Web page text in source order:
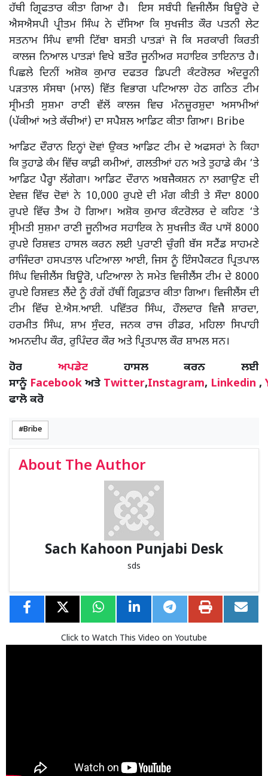
ਹੱਥੀ ਗ੍ਰਿਫਤਾਰ ਕੀਤਾ ਗਿਆ ਹੈ। ਇਸ ਸਬੰਧੀ ਵਿਜੀਲੈਂਸ ਬਿਊਰੋ ਦੇ
ਐਸਐਸਪੀ ਪ੍ਰੀਤਮ ਸਿੰਘ ਨੇ ਦੱਸਿਆ ਕਿ ਸੁਖਜੀਤ ਕੌਰ ਪਤਨੀ ਲੇਟ
ਸਤਨਾਮ ਸਿੰਘ ਵਾਸੀ ਟਿੱਬਾ ਬਸਤੀ ਪਾਤੜਾਂ ਜੋ ਕਿ ਸਰਕਾਰੀ ਕਿਰਤੀ
ਕਾਲਜ ਨਿਆਲ ਪਾਤੜਾਂ ਵਿਖੇ ਬਤੌਰ ਜੂਨੀਅਰ ਸਹਾਇਕ ਤਾਇਨਾਤ ਹੈ।
ਪਿਛਲੇ ਦਿਨੀਂ ਅਸ਼ੋਕ ਕੁਮਾਰ ਦਫਤਰ ਡਿਪਟੀ ਕੰਟਰੋਲਰ ਅੰਦਰੂਨੀ
ਪੜਤਾਲ ਸੰਸਥਾ (ਮਾਲ) ਵਿੱਤ ਵਿਭਾਗ ਪਟਿਆਲਾ ਹੇਠ ਗਠਿਤ ਟੀਮ
ਸ੍ਰੀਮਤੀ ਸੁਸ਼ਮਾ ਰਾਣੀ ਵੱਲੋਂ ਕਾਲਜ ਵਿਚ ਮੰਨਜ਼ੂਰਸ਼ੁਦਾ ਅਸਾਮੀਆਂ
(ਪੱਕੀਆਂ ਅਤੇ ਕੱਚੀਆਂ) ਦਾ ਸਪੈਸ਼ਲ ਆਡਿਟ ਕੀਤਾ ਗਿਆ। Bribe
ਆਡਿਟ ਦੌਰਾਨ ਇਨ੍ਹਾਂ ਦੋਵਾਂ ਉਕਤ ਆਡਿਟ ਟੀਮ ਦੇ ਅਫਸਰਾਂ ਨੇ ਕਿਹਾ
ਕਿ ਤੁਹਾਡੇ ਕੰਮ ਵਿੱਚ ਕਾਫ਼ੀ ਕਮੀਆਂ, ਗਲਤੀਆਂ ਹਨ ਅਤੇ ਤੁਹਾਡੇ ਕੰਮ ‘ਤੇ
ਆਡਿਟ ਪੈਰ੍ਹਾ ਲੱਗੇਗਾ। ਆਡਿਟ ਦੌਰਾਨ ਅਬਜੈਕਸ਼ਨ ਨਾ ਲਗਾਉਣ ਦੀ
ਏਵਜ਼ ਵਿੱਚ ਦੋਵਾਂ ਨੇ 10,000 ਰੁਪਏ ਦੀ ਮੰਗ ਕੀਤੀ ਤੇ ਸੌਦਾ 8000
ਰੁਪਏ ਵਿੱਚ ਤੈਅ ਹੋ ਗਿਆ। ਅਸ਼ੋਕ ਕੁਮਾਰ ਕੰਟਰੋਲਰ ਦੇ ਕਹਿਣ ‘ਤੇ
ਸ੍ਰੀਮਤੀ ਸੁਸ਼ਮਾ ਰਾਣੀ ਜੂਨੀਅਰ ਸਹਾਇਕ ਨੇ ਸੁਖਜੀਤ ਕੌਰ ਪਾਸੋਂ 8000
ਰੁਪਏ ਰਿਸ਼ਵਤ ਹਾਸਲ ਕਰਨ ਲਈ ਪੁਰਾਣੀ ਚੁੰਗੀ ਬੱਸ ਸਟੈਂਡ ਸਾਹਮਣੇ
ਰਾਜਿੰਦਰਾ ਹਸਪਤਾਲ ਪਟਿਆਲਾ ਆਈ, ਜਿਸ ਨੂੰ ਇੰਸਪੈਕਟਰ ਪ੍ਰਿਤਪਾਲ
ਸਿੰਘ ਵਿਜੀਲੈਂਸ ਬਿਊਰੋ, ਪਟਿਆਲਾ ਨੇ ਸਮੇਤ ਵਿਜੀਲੈਂਸ ਟੀਮ ਦੇ 8000
ਰੁਪਏ ਰਿਸ਼ਵਤ ਲੈਂਦੇ ਨੂੰ ਰੰਗੇਂ ਹੱਥੀਂ ਗ੍ਰਿਫ਼ਤਾਰ ਕੀਤਾ ਗਿਆ। ਵਿਜੀਲੈਂਸ ਦੀ
ਟੀਮ ਵਿੱਚ ਏ.ਐਸ.ਆਈ. ਪਵਿੱਤਰ ਸਿੰਘ, ਹੌਲਦਾਰ ਵਿਜੈ ਸ਼ਾਰਦਾ,
ਹਰਮੀਤ ਸਿੰਘ, ਸ਼ਾਮ ਸੁੰਦਰ, ਜਨਕ ਰਾਜ ਰੀਡਰ, ਮਹਿਲਾ ਸਿਪਾਹੀ
ਅਮਨਦੀਪ ਕੌਰ, ਰੁਪਿੰਦਰ ਕੌਰ ਅਤੇ ਪ੍ਰਿਤਪਾਲ ਕੌਰ ਸ਼ਾਮਲ ਸਨ।
ਹੋਰ ਅਪਡੇਟਹਾਸਲ ਕਰਨ ਲਈ
ਸਾਨੂੰ Facebook ਅਤੇ Twitter,Instagram, Linkedin ,
ਫਾਲੋ ਕਰੋ
Bribe
About The Author
Sach Kahoon Punjabi Desk
sds
Click to Watch This Video on Youtube